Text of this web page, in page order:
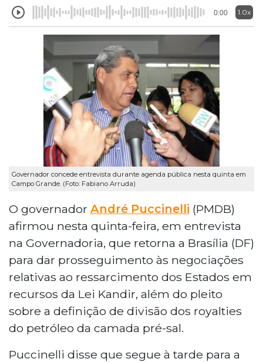
0:00 1.0x
Governador concede entrevista durante agenda pública nesta quinta em
Campo Grande. (Foto: Fabiano Arruda)
O governador André Puccinelli (PMDB)
afirmou nesta quinta-feira, em entrevista
na Governadoria, que retorna a Brasília (DF)
para dar prosseguimento às negociações
relativas ao ressarcimento dos Estados em
recursos da Lei Kandir, além do pleito
sobre a definição de divisão dos royalties
do petróleo da camada pré-sal.
Puccinelli disse que segue à tarde para a